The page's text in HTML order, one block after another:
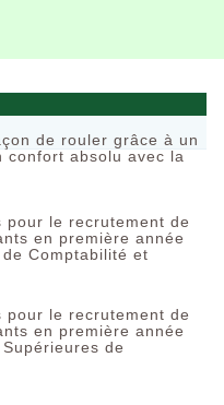
de rouler grâce à un
confort absolu avec la
pour le recrutement de
en première année
de Comptabilité et
pour le recrutement de
en première année
de